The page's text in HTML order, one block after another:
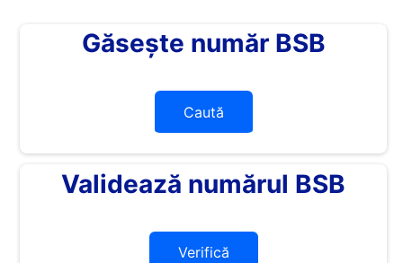
Găsește număr BSB
Caută
Validează numărul BSB
Verifică